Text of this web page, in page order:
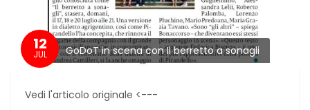
12
JUL GoDoT in scena con Il berretto a sonagli
Vedi l'articolo originale <---